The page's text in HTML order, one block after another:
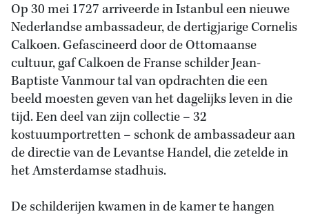
Op 30 mei 1727 arriveerde in Istanbul een nieuwe
Nederlandse ambassadeur, de dertigjarige Cornelis
Calkoen. Gefascineerd door de Ottomaanse
cultuur, gaf Calkoen de Franse schilder Jean-
Baptiste Vanmour tal van opdrachten die een
beeld moesten geven van het dagelijks leven in die
tijd. Een deel van zijn collectie – 32
kostuumportretten – schonk de ambassadeur aan
de directie van de Levantse Handel, die zetelde in
het Amsterdamse stadhuis.
De schilderijen kwamen in de kamer te hangen